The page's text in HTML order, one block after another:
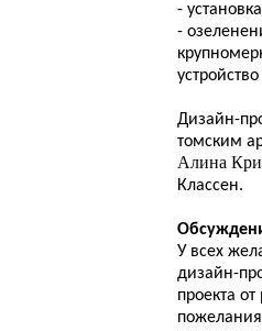
-
-
Дизайн-
томским
Алина
Классен.
У всех
дизайн-
проекта